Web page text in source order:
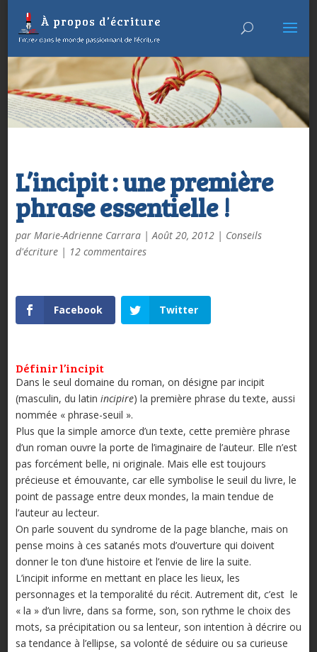
L’incipit : une première
phrase essentielle !
par Marie-Adrienne Carrara|Août 20, 2012| Conseils
d'écriture| 12 commentaires
Facebook Twitter
Définir l’incipit
Dans le seul domaine du roman, on désigne par incipit
(masculin, du latin incipire) la première phrase du texte, aussi
nommée « phrase-seuil ».
Plus que la simple amorce d’un texte, cette première phrase
d’un roman ouvre la porte de l’imaginaire de l’auteur. Elle n’est
pas forcément belle, ni originale. Mais elle est toujours
précieuse et émouvante, car elle symbolise le seuil du livre, le
point de passage entre deux mondes, la main tendue de
l’auteur au lecteur.
On parle souvent du syndrome de la page blanche, mais on
pense moins à ces satanés mots d’ouverture qui doivent
donner le ton d’une histoire et l’envie de lire la suite.
L’incipit informe en mettant en place les lieux, les
personnages et la temporalité du récit. Autrement dit, c’est le
« la » d’un livre, dans sa forme, son, son rythme le choix des
mots, sa précipitation ou sa lenteur, son intention à décrire ou
sa tendance à l’ellipse, sa volonté de séduire ou sa curieuse